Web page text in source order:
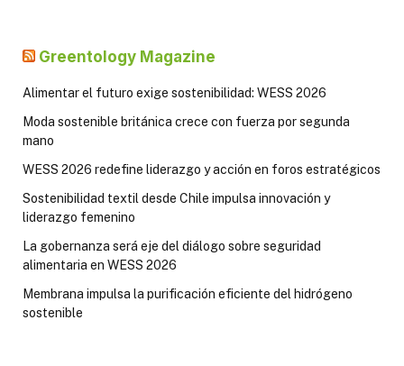
Greentology Magazine
Alimentar el futuro exige sostenibilidad: WESS 2026
Moda sostenible británica crece con fuerza por segunda
mano
WESS 2026 redefine liderazgo y acción en foros estratégicos
Sostenibilidad textil desde Chile impulsa innovación y
liderazgo femenino
La gobernanza será eje del diálogo sobre seguridad
alimentaria en WESS 2026
Membrana impulsa la purificación eficiente del hidrógeno
sostenible